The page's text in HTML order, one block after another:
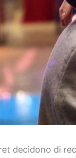
decidono di